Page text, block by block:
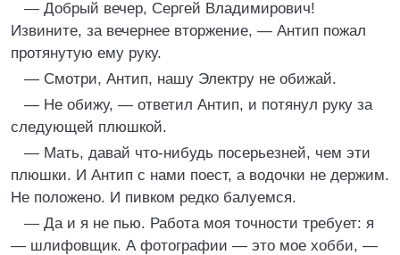
— Добрый вечер, Сергей Владимирович!
Извините, за вечернее вторжение, — Антип пожал
протянутую ему руку.
— Смотри, Антип, нашу Электру не обижай.
— Не обижу, — ответил Антип, и потянул руку за
следующей плюшкой.
— Мать, давай что-нибудь посерьезней, чем эти
плюшки. И Антип с нами поест, а водочки не держим.
Не положено. И пивком редко балуемся.
— Да и я не пью. Работа моя точности требует: я
— шлифовщик. А фотографии — это мое хобби, —